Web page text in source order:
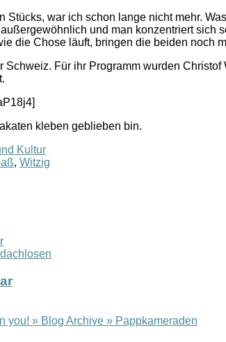
war ich schon lange nicht mehr.
und man konzentriert
die Chose läuft, bringen die beiden noch
Schweiz. Für ihr Programm wurden
kleben geblieben bin.
Kultur
, Witzig
you! » Blog Archive » Pappkameraden